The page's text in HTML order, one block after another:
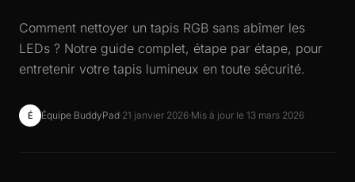
Comment nettoyer un tapis RGB sans abîmer les
LEDs ? Notre guide complet, étape par étape, pour
entretenir votre tapis lumineux en toute sécurité.
É Équipe BuddyPad·21 janvier 2026·Mis à jour le 13 mars 2026